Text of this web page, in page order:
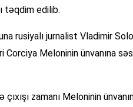
təqdim edilib.
rusiyalı jurnalist Vladimir
Corciya Meloninin ünvanına
zamanı Meloninin